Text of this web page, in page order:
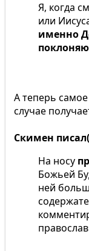
Я, когда
или
именно
А теперь
случае
Скимен
На носу
Божьей
ней